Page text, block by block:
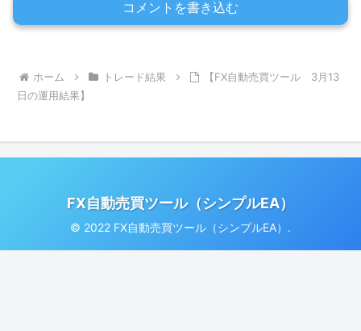
コメントを書き込む
ホーム トレード結果
【FX自動売買ツール 3月13
日の運用結果】
FX自動売買ツール（シンプルEA）
© 2022 FX自動売買ツール（シンプルEA）.